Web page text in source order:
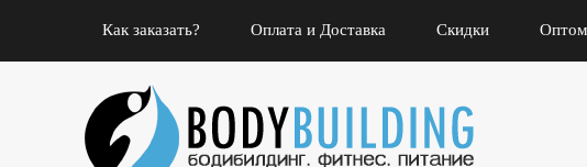
Как заказать? Оплата и Доставка Скидки Оптом